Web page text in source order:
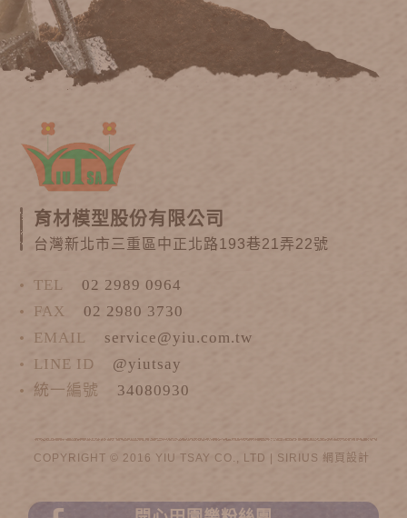
育材模型股份有限公司
台灣新北市三重區中正北路193巷21弄22號
TEL
02 2989 0964
FAX
02 2980 3730
EMAIL
service@yiu.com.tw
LINE ID
@yiutsay
統一編號
34080930
COPYRIGHT © 2016 YIU TSAY CO., LTD | SIRIUS 網頁設計